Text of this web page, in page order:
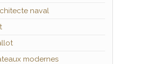
naval
modernes